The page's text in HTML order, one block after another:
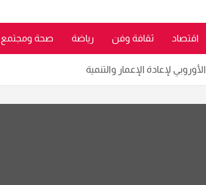
اقتصاد ثقافة وفن رياضة صحة ومجتمع
لإعادة الإعمار والتنمية